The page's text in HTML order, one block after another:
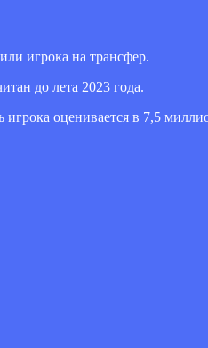
игрока на трансфер.
до лета 2023 года.
оценивается в 7,5